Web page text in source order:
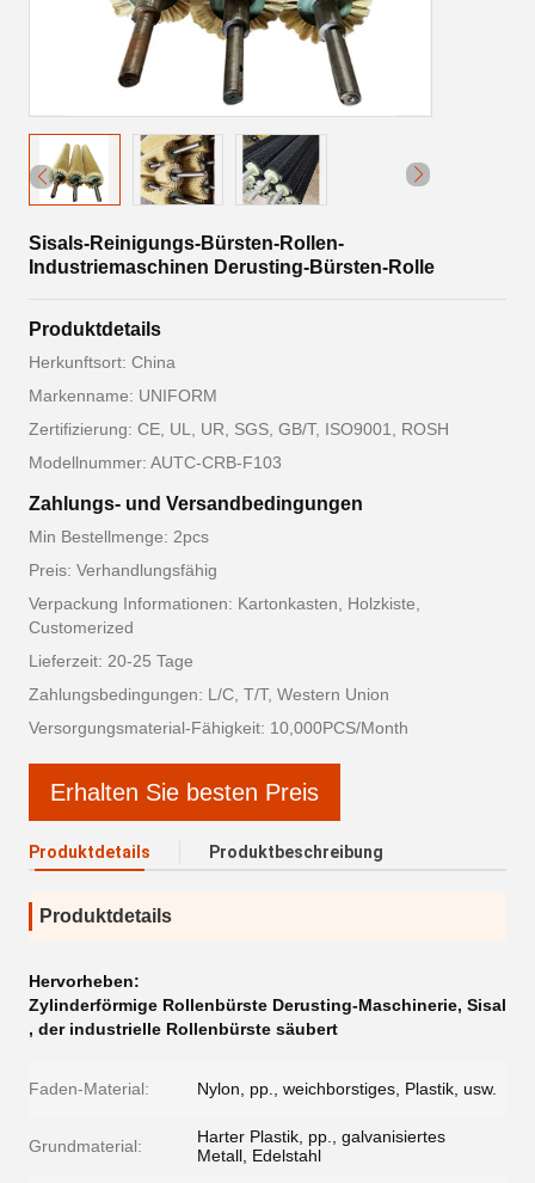
Sisals-Reinigungs-Bürsten-Rollen-
Industriemaschinen Derusting-Bürsten-Rolle
Produktdetails
Herkunftsort: China
Markenname: UNIFORM
Zertifizierung: CE, UL, UR, SGS, GB/T, ISO9001, ROSH
Modellnummer: AUTC-CRB-F103
Zahlungs- und Versandbedingungen
Min Bestellmenge: 2pcs
Preis: Verhandlungsfähig
Verpackung Informationen: Kartonkasten, Holzkiste,
Customerized
Lieferzeit: 20-25 Tage
Zahlungsbedingungen: L/C, T/T, Western Union
Versorgungsmaterial-Fähigkeit: 10,000PCS/Month
Erhalten Sie besten Preis
Produktdetails Produktbeschreibung
Produktdetails
Hervorheben:
Zylinderförmige Rollenbürste Derusting-Maschinerie, Sisal
, der industrielle Rollenbürste säubert
Faden-Material: Nylon, pp., weichborstiges, Plastik, usw.
Grundmaterial:
Harter Plastik, pp., galvanisiertes
Metall, Edelstahl